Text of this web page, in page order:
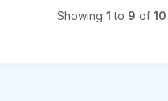
Showing 1 to 9 of 10